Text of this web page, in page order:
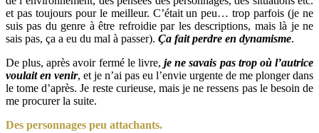
et pas toujours pour le meilleur. C’était un peu… trop parfois (je ne
suis pas du genre à être refroidie par les descriptions, mais là je ne
sais pas, ça a eu du mal à passer). Ça fait perdre en dynamisme.
De plus, après avoir fermé le livre,je ne savais pas trop où l’autrice
voulait en venir, et je n’ai pas eu l’envie urgente de me plonger dans
le tome d’après. Je reste curieuse, mais je ne ressens pas le besoin de
me procurer la suite.
Des personnages peu attachants.